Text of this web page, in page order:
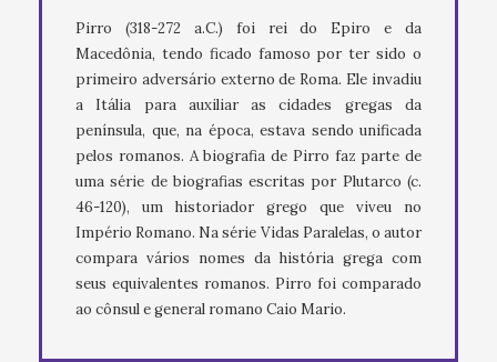
Pirro (318-272 a.C.) foi rei do Epiro e da
Macedônia, tendo ficado famoso por ter sido o
primeiro adversário externo de Roma. Ele invadiu
a Itália para auxiliar as cidades gregas da
península, que, na época, estava sendo unificada
pelos romanos. A biografia de Pirro faz parte de
uma série de biografias escritas por Plutarco (c.
46-120), um historiador grego que viveu no
Império Romano. Na série Vidas Paralelas, o autor
compara vários nomes da história grega com
seus equivalentes romanos. Pirro foi comparado
ao cônsul e general romano Caio Mario.